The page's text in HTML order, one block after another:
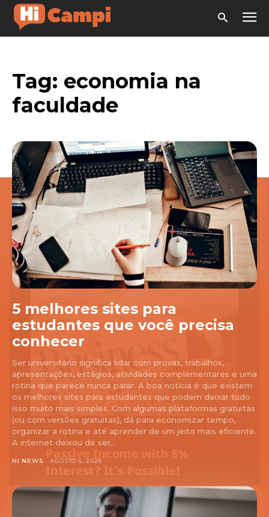
Tag: economia na
faculdade
5 melhores sites para
estudantes que você precisa
conhecer
Ser universitário significa lidar com provas, trabalhos,
apresentações, estágios, atividades complementares e uma
rotina que parece nunca parar. A boa notícia é que existem
os melhores sites para estudantes que podem deixar tudo
isso muito mais simples. Com algumas plataformas gratuitas
(ou com versões gratuitas), dá para economizar tempo,
organizar a rotina e até aprender de um jeito mais eficiente.
A internet deixou de ser...
HI NEWS AGOSTO 6, 2026